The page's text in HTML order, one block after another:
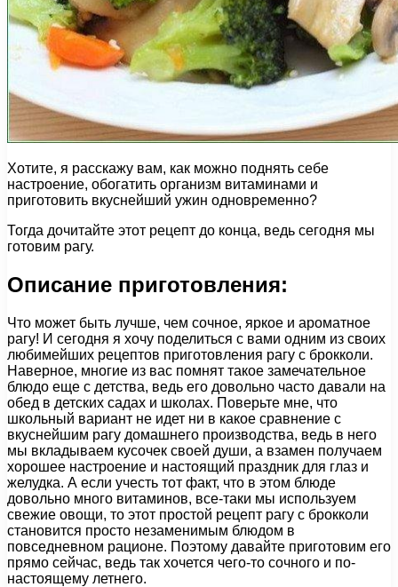
Хотите, я расскажу вам, как можно поднять себе
настроение, обогатить организм витаминами и
приготовить вкуснейший ужин одновременно?
Тогда дочитайте этот рецепт до конца, ведь сегодня мы
готовим рагу.
Описание приготовления:
Что может быть лучше, чем сочное, яркое и ароматное
рагу! И сегодня я хочу поделиться с вами одним из своих
любимейших рецептов приготовления рагу с брокколи.
Наверное, многие из вас помнят такое замечательное
блюдо еще с детства, ведь его довольно часто давали на
обед в детских садах и школах. Поверьте мне, что
школьный вариант не идет ни в какое сравнение с
вкуснейшим рагу домашнего производства, ведь в него
мы вкладываем кусочек своей души, а взамен получаем
хорошее настроение и настоящий праздник для глаз и
желудка. А если учесть тот факт, что в этом блюде
довольно много витаминов, все-таки мы используем
свежие овощи, то этот простой рецепт рагу с брокколи
становится просто незаменимым блюдом в
повседневном рационе. Поэтому давайте приготовим его
прямо сейчас, ведь так хочется чего-то сочного и по-
настоящему летнего.